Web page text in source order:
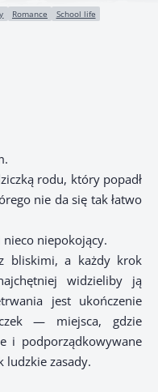
Romance
School life
rodu, który popadł
nie da się tak łatwo
niepokojący.
bliskimi, a każdy krok
widzieliby ją
jest ukończenie
— miejsca, gdzie
i podporządkowywane
ludzkie zasady.